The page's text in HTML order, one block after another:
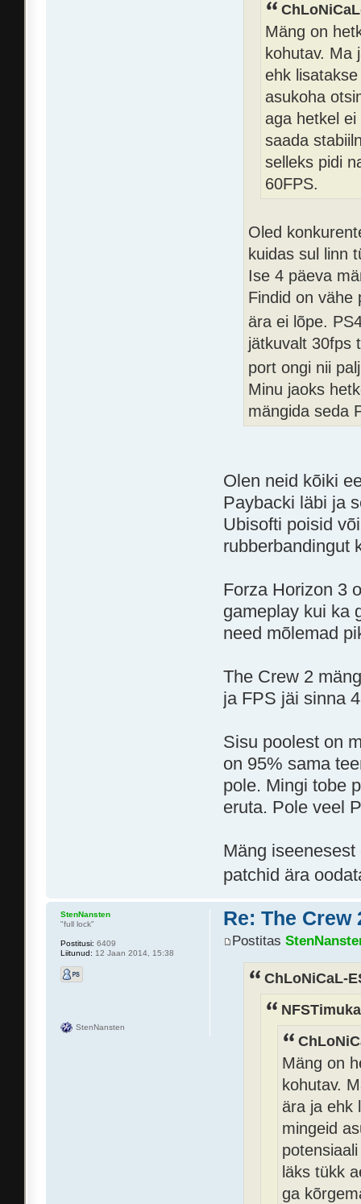
Mäng on
kohutav. Ma
ehk
asukoha
aga hetkel
saada
selleks pidi
60FPS.
Oled
kuidas sul linn
Ise 4 päeva
Findid on vähe
ära ei lõpe.
jätkuvalt 30fps
port ongi nii
Minu jaoks
mängida seda
Olen neid kõiki
Paybacki läbi ja
Ubisofti poisid
rubberbandingut
Forza Horizon 3
gameplay kui ka
need mõlemad
The Crew 2
ja FPS jäi sinna
Sisu poolest on
on 95% sama
pole. Mingi tobe
eruta. Pole veel
Mäng
patchid ära
Re: The Crew
Postitas
ChLoNiCaL-
Mäng on
kohutav.
ära ja ehk
mingeid
läks tükk
ga
StenNansten
"full lock"
Postitusi: 6409
Liitunud: 12 Jaan 2014, 15:38
StenNansten